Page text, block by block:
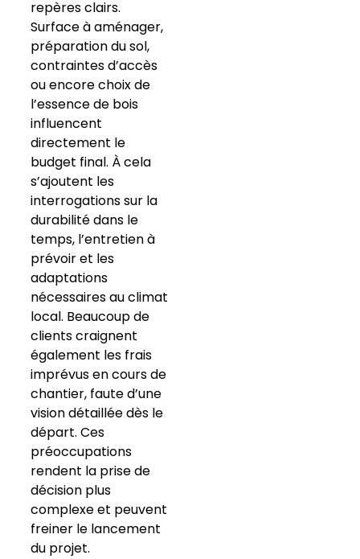
repères clairs.
Surface à aménager,
préparation du sol,
contraintes d’accès
ou encore choix de
l’essence de bois
influencent
directement le
budget final. À cela
s’ajoutent les
interrogations sur la
durabilité dans le
temps, l’entretien à
prévoir et les
adaptations
nécessaires au climat
local. Beaucoup de
clients craignent
également les frais
imprévus en cours de
chantier, faute d’une
vision détaillée dès le
départ. Ces
préoccupations
rendent la prise de
décision plus
complexe et peuvent
freiner le lancement
du projet.